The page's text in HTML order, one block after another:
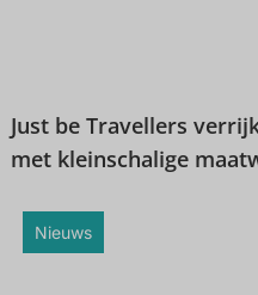
Just be Travellers
met kleinschalige
Nieuws